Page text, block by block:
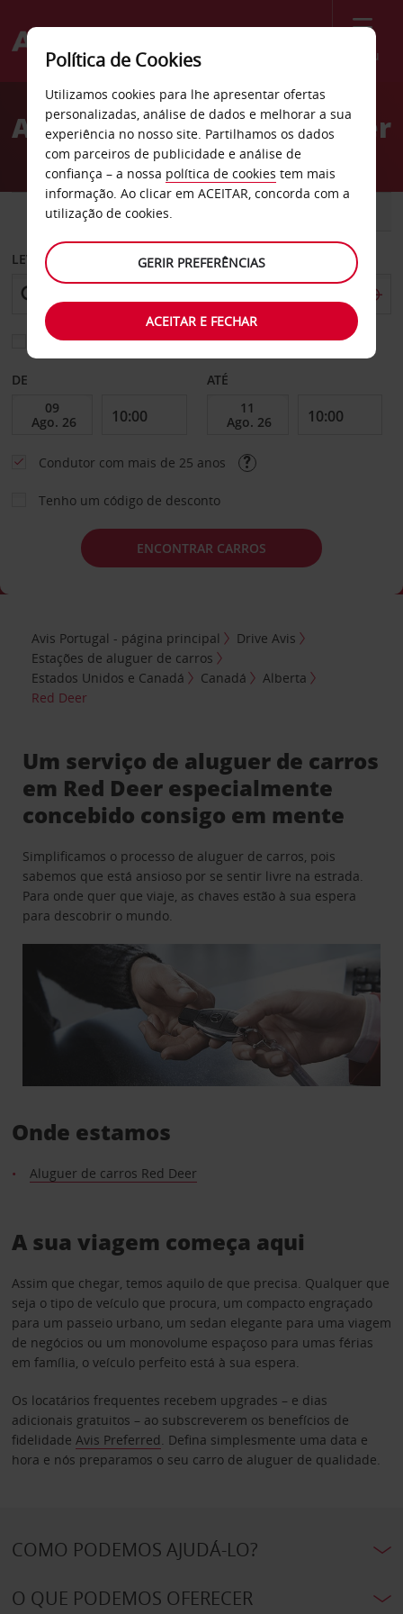
Menu
Welcome
AvisAluguer de carros Red Deer
CARRO
LEVANTAR EM
Escolher uma estação de devolução diferente
DE ATÉ
Condutor com mais de 25 anos
Tenho um código de desconto
ENCONTRAR CARROS
Avis Portugal - página principal
Drive Avis
Estações de aluguer de carros
Estados Unidos e Canadá
Canadá
Alberta
Red Deer
Um serviço de aluguer de carros
em Red Deer especialmente
concebido consigo em mente
Simplificamos o processo de aluguer de carros, pois
sabemos que está ansioso por se sentir livre na estrada.
Para onde quer que viaje, as chaves estão à sua espera
para descobrir o mundo.
Onde estamos
Aluguer de carros Red Deer
A sua viagem começa aqui
Assim que chegar, temos aquilo de que precisa. Qualquer que
seja o tipo de veículo que procura, um compacto engraçado
para um passeio urbano, um sedan elegante para uma viagem
de negócios ou um monovolume espaçoso para umas férias
em família, o veículo perfeito está à sua espera.
Os locatários frequentes recebem upgrades – e dias
adicionais gratuitos – ao subscreverem os benefícios de
fidelidade Avis Preferred. Defina simplesmente uma data e
hora e nós preparamos o seu carro de aluguer de qualidade.
COMO PODEMOS AJUDÁ-LO?
O QUE PODEMOS OFERECER
Política de Cookies
Utilizamos cookies para lhe apresentar ofertas
personalizadas, análise de dados e melhorar a sua
experiência no nosso site. Partilhamos os dados
com parceiros de publicidade e análise de
confiança – a nossa política de cookies tem mais
informação. Ao clicar em ACEITAR, concorda com a
utilização de cookies.
GERIR PREFERÊNCIAS
ACEITAR E FECHAR